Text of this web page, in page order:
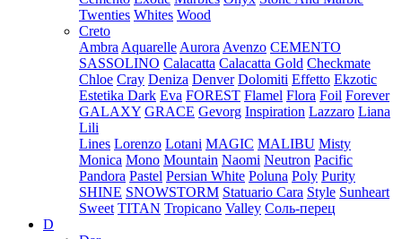
Twenties Whites Wood
Creto
Ambra Aquarelle Aurora Avenzo CEMENTO
SASSOLINO Calacatta Calacatta Gold Checkmate
Chloe Cray Deniza Denver Dolomiti Effetto Ekzotic
Estetika Dark Eva FOREST Flamel Flora Foil Forever
GALAXY GRACE Gevorg Inspiration Lazzaro Liana
Lili
Lines Lorenzo Lotani MAGIC MALIBU Misty
Monica Mono Mountain Naomi Neutron Pacific
Pandora Pastel Persian White Poluna Poly Purity
SHINE SNOWSTORM Statuario Cara Style Sunheart
Sweet TITAN Tropicano Valley Соль-перец
D